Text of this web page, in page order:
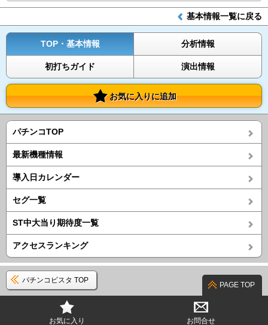
基本情報一覧に戻る
TOP・基本情報 分析情報
初打ちガイド 演出情報
お気に入りに追加
パチンコTOP
最新機種情報
導入日カレンダー
セグ一覧
ST中大当り期待度一覧
アクセスランキング
パチンコビスタ TOP
PAGE TOP
お気に入り お問合せ